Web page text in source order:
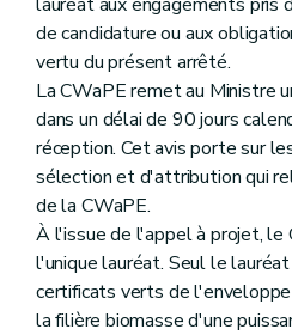
de candidature ou aux
vertu du présent arrêté.
La CWaPE remet au Ministre
dans un délai de 90 jours
réception. Cet avis porte sur
sélection et d'attribution qui
de la CWaPE.
À l'issue de l'appel à projet, le
l'unique lauréat. Seul le
certificats verts de
la filière biomasse d'une